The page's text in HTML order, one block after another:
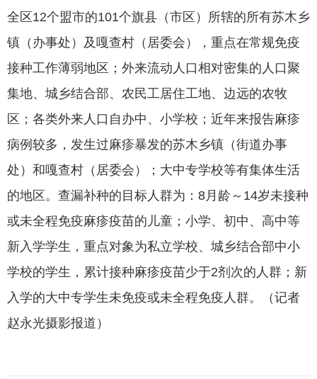
全区12个盟市的101个旗县（市区）所辖的所有苏木乡
镇（办事处）及嘎查村（居委会），重点在常规免疫
接种工作薄弱地区；外来流动人口相对密集的人口聚
集地、城乡结合部、农民工居住工地、边远的农牧
区；各类外来人口自办中、小学校；近年来报告麻疹
病例较多，发生过麻疹暴发的苏木乡镇（街道办事
处）和嘎查村（居委会）；大中专学校等有集体生活
的地区。查漏补种的目标人群为：8月龄～14岁未接种
或未全程免疫麻疹疫苗的儿童；小学、初中、高中等
新入学学生，重点对象为私立学校、城乡结合部中小
学校的学生，累计接种麻疹疫苗少于2剂次的人群；新
入学的大中专学生未免疫或未全程免疫人群。（记者
赵永光摄影报道）